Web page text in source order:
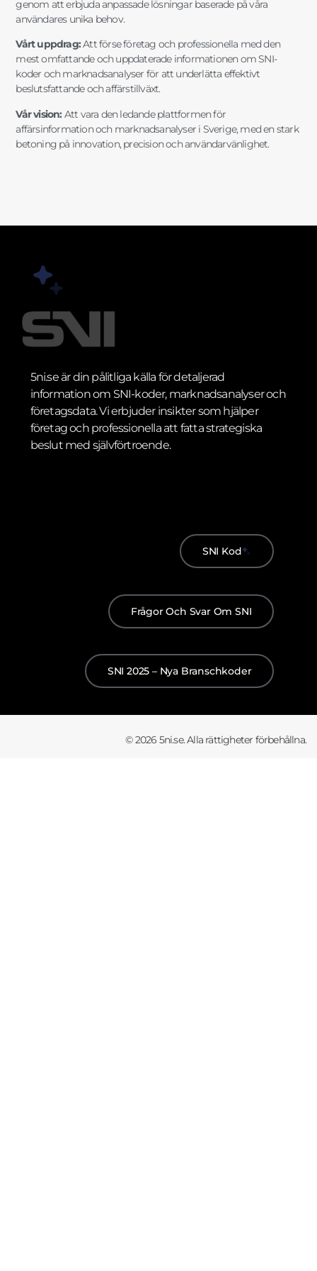
genom att erbjuda anpassade lösningar baserade på våra
användares unika behov.
Vårt uppdrag:Att förse företag och professionella med den
mest omfattande och uppdaterade informationen om SNI-
koder och marknadsanalyser för att underlätta effektivt
beslutsfattande och affärstillväxt.
Vår vision: Att vara den ledande plattformen för
affärsinformation och marknadsanalyser i Sverige, med en stark
betoning på innovation, precision och användarvänlighet.
5ni.se är din pålitliga källa för detaljerad
information om SNI-koder, marknadsanalyser och
företagsdata. Vi erbjuder insikter som hjälper
företag och professionella att fatta strategiska
beslut med självförtroende.
SNI Kod
Frågor Och Svar Om SNI
SNI 2025 – Nya Branschkoder
© 2026 5ni.se. Alla rättigheter förbehållna.